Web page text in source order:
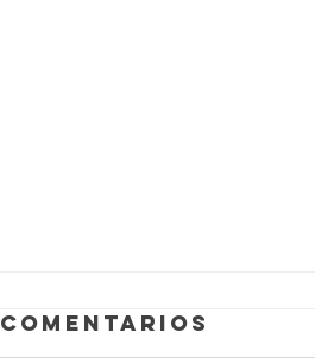
Comentarios